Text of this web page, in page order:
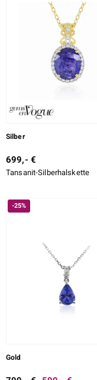
Silber
699,- €
Tansanit-Silberhalskette
-25%
Gold